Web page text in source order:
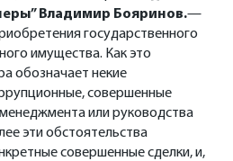
Владимир Бояринов.—
государственного
имущества. Как это
обозначает некие
совершенные
или руководства
эти обстоятельства
совершенные сделки, и,